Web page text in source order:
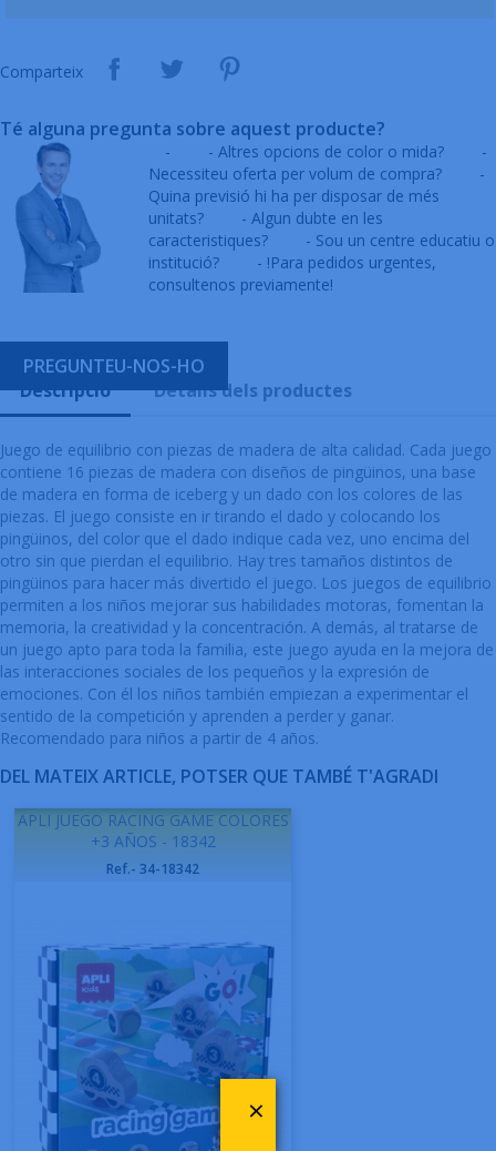
Comparteix
Té alguna pregunta sobre aquest producte?
- - Altres opcions de color o mida?
-
Necessiteu oferta per volum de compra?
-
Quina previsió hi ha per disposar de més
unitats?
- Algun dubte en les
caracteristiques?
- Sou un centre educatiu o
institució?
- !Para pedidos urgentes,
consultenos previamente!
PREGUNTEU-NOS-HO
Descripció
Detalls dels productes
Juego de equilibrio con piezas de madera de alta calidad. Cada juego
contiene 16 piezas de madera con diseños de pingüinos, una base
de madera en forma de iceberg y un dado con los colores de las
piezas. El juego consiste en ir tirando el dado y colocando los
pingüinos, del color que el dado indique cada vez, uno encima del
otro sin que pierdan el equilibrio. Hay tres tamaños distintos de
pingüinos para hacer más divertido el juego. Los juegos de equilibrio
permiten a los niños mejorar sus habilidades motoras, fomentan la
memoria, la creatividad y la concentración. A demás, al tratarse de
un juego apto para toda la familia, este juego ayuda en la mejora de
las interacciones sociales de los pequeños y la expresión de
emociones. Con él los niños también empiezan a experimentar el
sentido de la competición y aprenden a perder y ganar.
Recomendado para niños a partir de 4 años.
DEL MATEIX ARTICLE, POTSER QUE TAMBÉ T'AGRADI
APLI JUEGO RACING GAME COLORES
+3 AÑOS - 18342
Ref.- 34-18342
×